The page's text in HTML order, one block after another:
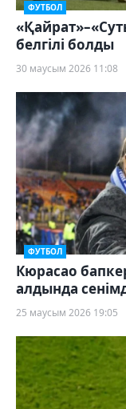
ФУТБОЛ
белгілі болды
30 маусым 2026 11:08
ФУТБОЛ
Кюрасао
алдында
25 маусым 2026 19:05